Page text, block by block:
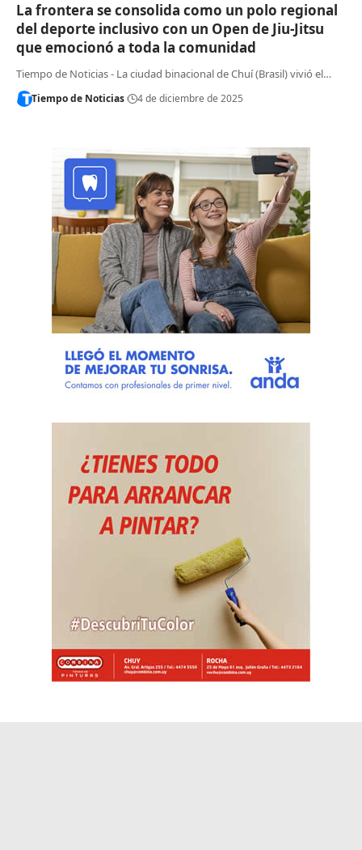
La frontera se consolida como un polo regional
del deporte inclusivo con un Open de Jiu-Jitsu
que emocionó a toda la comunidad
Tiempo de Noticias - La ciudad binacional de Chuí (Brasil) vivió el…
Tiempo de Noticias 4 de diciembre de 2025